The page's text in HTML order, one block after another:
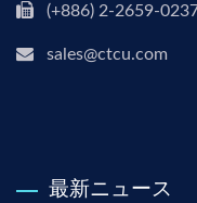
(+886) 2-2659-
sales@ctcu.com
最新ニュース